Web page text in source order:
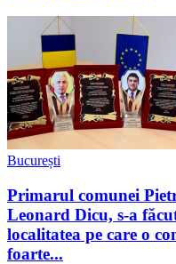
București
Primarul comunei
Leonard Dicu, s-a
localitatea pe care o
foarte...